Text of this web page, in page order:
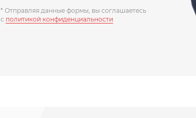
* Отправляя данные формы, вы соглашаетесь
c политикой конфиденциальности